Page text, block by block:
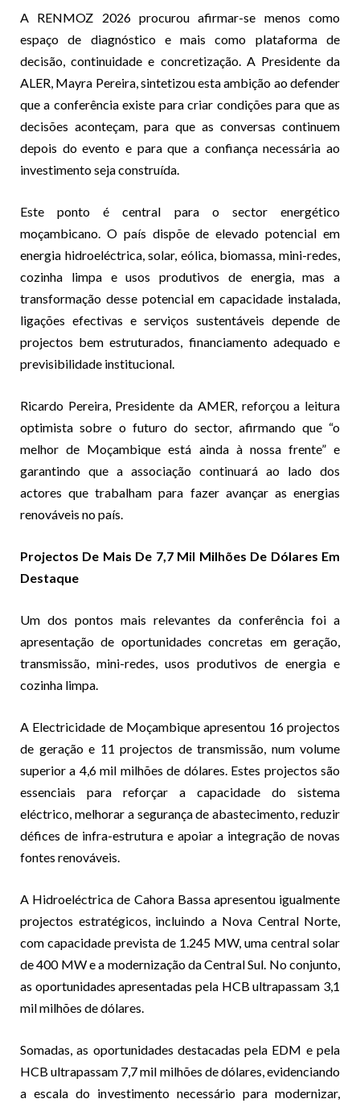
A RENMOZ 2026 procurou afirmar-se menos como
espaço de diagnóstico e mais como plataforma de
decisão, continuidade e concretização. A Presidente da
ALER, Mayra Pereira, sintetizou esta ambição ao defender
que a conferência existe para criar condições para que as
decisões aconteçam, para que as conversas continuem
depois do evento e para que a confiança necessária ao
investimento seja construída.
Este ponto é central para o sector energético
moçambicano. O país dispõe de elevado potencial em
energia hidroeléctrica, solar, eólica, biomassa, mini-redes,
cozinha limpa e usos produtivos de energia, mas a
transformação desse potencial em capacidade instalada,
ligações efectivas e serviços sustentáveis depende de
projectos bem estruturados, financiamento adequado e
previsibilidade institucional.
Ricardo Pereira, Presidente da AMER, reforçou a leitura
optimista sobre o futuro do sector, afirmando que “o
melhor de Moçambique está ainda à nossa frente” e
garantindo que a associação continuará ao lado dos
actores que trabalham para fazer avançar as energias
renováveis no país.
Projectos De Mais De 7,7 Mil Milhões De Dólares Em
Destaque
Um dos pontos mais relevantes da conferência foi a
apresentação de oportunidades concretas em geração,
transmissão, mini-redes, usos produtivos de energia e
cozinha limpa.
A Electricidade de Moçambique apresentou 16 projectos
de geração e 11 projectos de transmissão, num volume
superior a 4,6 mil milhões de dólares. Estes projectos são
essenciais para reforçar a capacidade do sistema
eléctrico, melhorar a segurança de abastecimento, reduzir
défices de infra-estrutura e apoiar a integração de novas
fontes renováveis.
A Hidroeléctrica de Cahora Bassa apresentou igualmente
projectos estratégicos, incluindo a Nova Central Norte,
com capacidade prevista de 1.245 MW, uma central solar
de 400 MW e a modernização da Central Sul. No conjunto,
as oportunidades apresentadas pela HCB ultrapassam 3,1
mil milhões de dólares.
Somadas, as oportunidades destacadas pela EDM e pela
HCB ultrapassam 7,7 mil milhões de dólares, evidenciando
a escala do investimento necessário para modernizar,